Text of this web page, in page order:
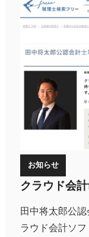
お知らせ
クラウド会
田中将太郎公
ラウド会計ソ